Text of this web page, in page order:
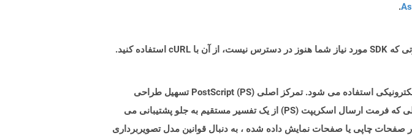
.
Postscript (PS) یک زبان توصیف صفحه کلی است که در تجارت دسک تاپ و انتشارات الکترونیکی استفاده می شود. تمرکز اصلی PostScript (PS) تسهیل طراحی
گرافیک دو بعدی است. اکثر زبانها قبل از اجرای کد به مرحله تدوین متمایز نیاز دارند در حالی که فرمت ارسال اسکریپت (PS) از یک تفسیر مستقیم به جلو پشتیبانی می
چاپی یا صفحات نمایش داده شده ، به دنبال قوانین مدل تصویربرداری